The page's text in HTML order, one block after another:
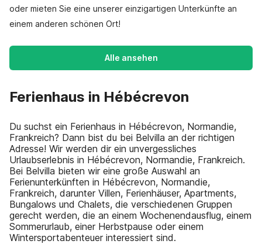
oder mieten Sie eine unserer einzigartigen Unterkünfte an
einem anderen schönen Ort!
Alle ansehen
Ferienhaus in Hébécrevon
Du suchst ein Ferienhaus in Hébécrevon, Normandie,
Frankreich? Dann bist du bei Belvilla an der richtigen
Adresse! Wir werden dir ein unvergessliches
Urlaubserlebnis in Hébécrevon, Normandie, Frankreich.
Bei Belvilla bieten wir eine große Auswahl an
Ferienunterkünften in Hébécrevon, Normandie,
Frankreich, darunter Villen, Ferienhäuser, Apartments,
Bungalows und Chalets, die verschiedenen Gruppen
gerecht werden, die an einem Wochenendausflug, einem
Sommerurlaub, einer Herbstpause oder einem
Wintersportabenteuer interessiert sind.